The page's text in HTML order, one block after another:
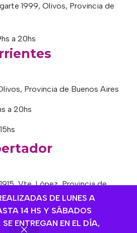
DE LUNES A
14 HS Y SÁBADOS
ENTREGAN EN EL DÍA,
1999, Olivos, Provincia de
a 20hs
Provincia de Buenos Aires
a 20hs
Vte. López, Provincia de
a 13hs / 16hs a 20hs